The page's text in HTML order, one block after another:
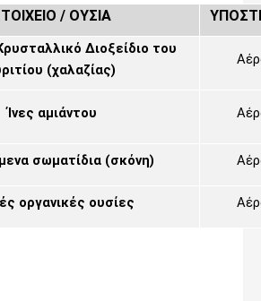
/ ΟΥΣΙΑ
Διοξείδιο του
(χαλαζίας)
Ίνες αμιάντου
σωματίδια(σκόνη)
οργανικές ουσίες